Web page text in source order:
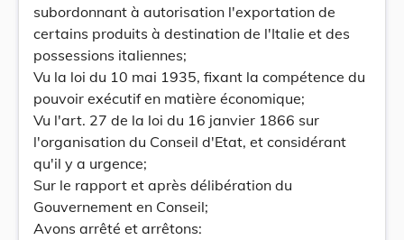
subordonnant à autorisation l'exportation de
certains produits à destination de l'Italie et des
possessions italiennes;
Vu la loi du 10 mai 1935, fixant la compétence du
pouvoir exécutif en matière économique;
Vu l'art. 27 de la loi du 16 janvier 1866 sur
l'organisation du Conseil d'Etat, et considérant
qu'il y a urgence;
Sur le rapport et après délibération du
Gouvernement en Conseil;
Avons arrêté et arrêtons: